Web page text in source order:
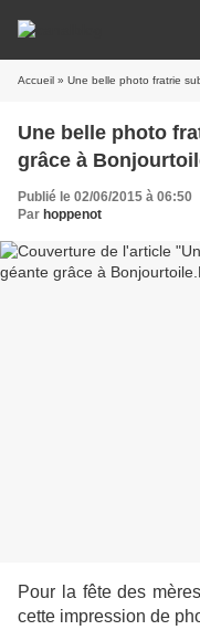
Accueil » Une belle photo fratrie
Une belle photo
grâce à
Publié le 02/06/2015 à 06:50
Par hoppenot
Pour la fête des
cette impression de